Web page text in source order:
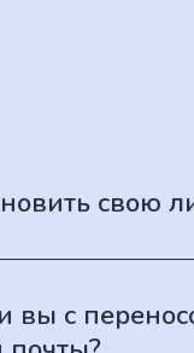
свою
вы с